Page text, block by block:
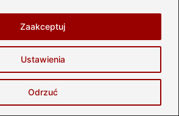
Ustawienia
Odrzuć
Zaakceptuj